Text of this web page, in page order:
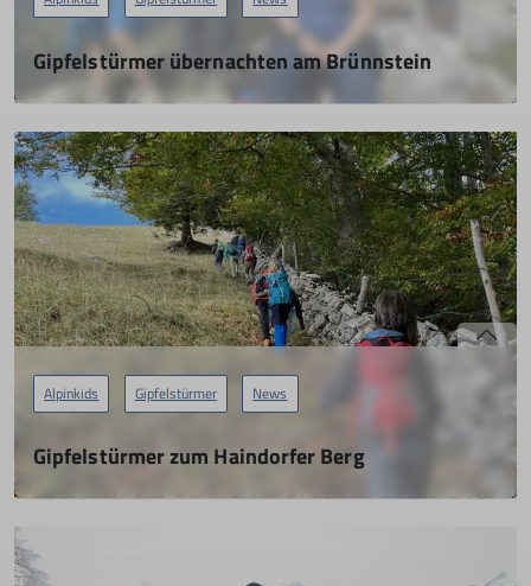
Gipfelstürmer übernachten am Brünnstein
27.05.2023
mehr erfahren
Alpinkids Gipfelstürmer News
Gipfelstürmer zum Haindorfer Berg
22.10.2023